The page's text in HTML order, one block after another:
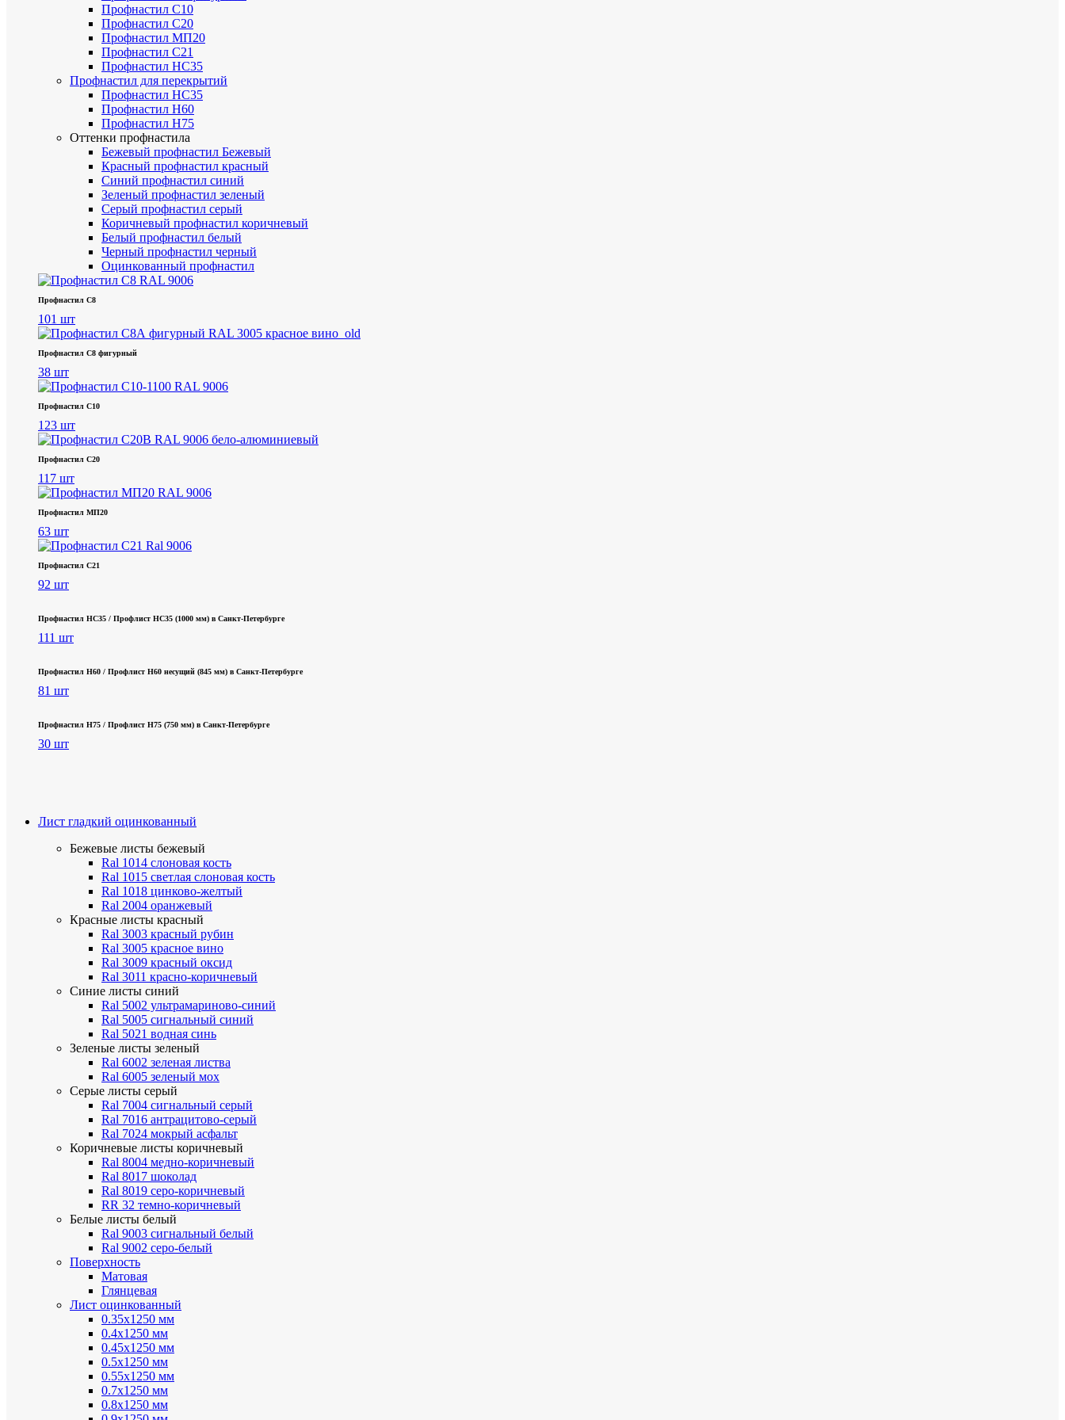
Профнастил С10
Профнастил С20
Профнастил МП20
Профнастил С21
Профнастил НС35
Профнастил для перекрытий
Профнастил НС35
Профнастил Н60
Профнастил Н75
Оттенки профнастила
Бежевый профнастил Бежевый
Красный профнастил красный
Синий профнастил синий
Зеленый профнастил зеленый
Серый профнастил серый
Коричневый профнастил коричневый
Белый профнастил белый
Черный профнастил черный
Оцинкованный профнастил
Профнастил С8
101 шт
Профнастил С8 фигурный
38 шт
Профнастил С10
123 шт
Профнастил С20
117 шт
Профнастил МП20
63 шт
Профнастил С21
92 шт
Профнастил НС35 / Профлист НС35 (1000 мм) в Санкт‑Петербурге
111 шт
Профнастил Н60 / Профлист Н60 несущий (845 мм) в Санкт-Петербурге
81 шт
Профнастил Н75 / Профлист Н75 (750 мм) в Санкт-Петербурге
30 шт
Лист гладкий оцинкованный
Бежевые листы бежевый
Ral 1014 слоновая кость
Ral 1015 светлая слоновая кость
Ral 1018 цинково-желтый
Ral 2004 оранжевый
Красные листы красный
Ral 3003 красный рубин
Ral 3005 красное вино
Ral 3009 красный оксид
Ral 3011 красно-коричневый
Синие листы синий
Ral 5002 ультрамариново-синий
Ral 5005 сигнальный синий
Ral 5021 водная синь
Зеленые листы зеленый
Ral 6002 зеленая листва
Ral 6005 зеленый мох
Серые листы серый
Ral 7004 сигнальный серый
Ral 7016 антрацитово-серый
Ral 7024 мокрый асфальт
Коричневые листы коричневый
Ral 8004 медно-коричневый
Ral 8017 шоколад
Ral 8019 серо-коричневый
RR 32 темно-коричневый
Белые листы белый
Ral 9003 сигнальный белый
Ral 9002 серо-белый
Поверхность
Матовая
Глянцевая
Лист оцинкованный
0.35х1250 мм
0.4х1250 мм
0.45х1250 мм
0.5х1250 мм
0.55х1250 мм
0.7х1250 мм
0.8х1250 мм